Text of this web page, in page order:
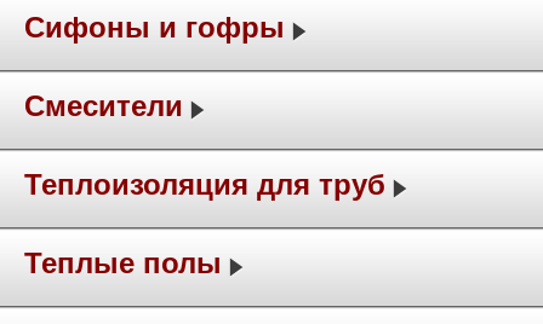
Сифоны и гофры
Смесители
Теплоизоляция для труб
Теплые полы